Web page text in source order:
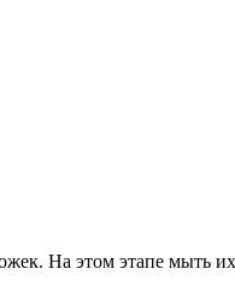
На этом этапе мыть